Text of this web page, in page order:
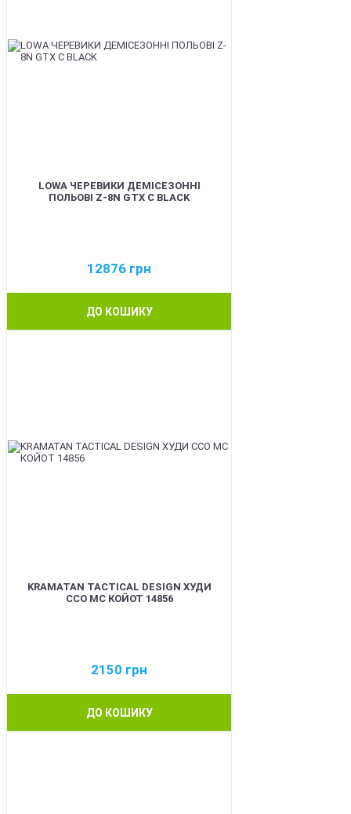
LOWA ЧЕРЕВИКИ ДЕМІСЕЗОННІ
ПОЛЬОВІ Z-8N GTX C BLACK
12876 грн
ДО КОШИКУ
KRAMATAN TACTICAL DESIGN ХУДИ
ССО МС КОЙОТ 14856
2150 грн
ДО КОШИКУ